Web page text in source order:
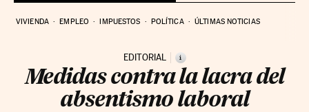
VIVIENDA EMPLEO IMPUESTOS POLÍTICA ÚLTIMAS NOTICIAS
EDITORIAL i
Medidas contra la lacra del
absentismo laboral